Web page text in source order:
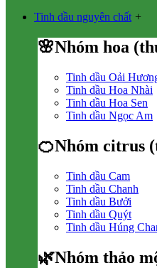
Tinh dầu nguyên chất +
🌸Nhóm hoa
Tinh dầu Oải
Tinh dầu Hoa Nhài
Tinh dầu Hoa Sen
Tinh dầu Ngọc Am
🍊Nhóm citrus
Tinh dầu Cam
Tinh dầu Chanh
Tinh dầu Bưởi
Tinh dầu Quýt
Tinh dầu Húng
🌿Nhóm thảo